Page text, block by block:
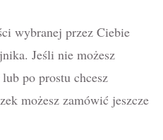
wybranej przez Ciebie
Jeśli nie możesz
po prostu chcesz
możesz zamówić jeszcze